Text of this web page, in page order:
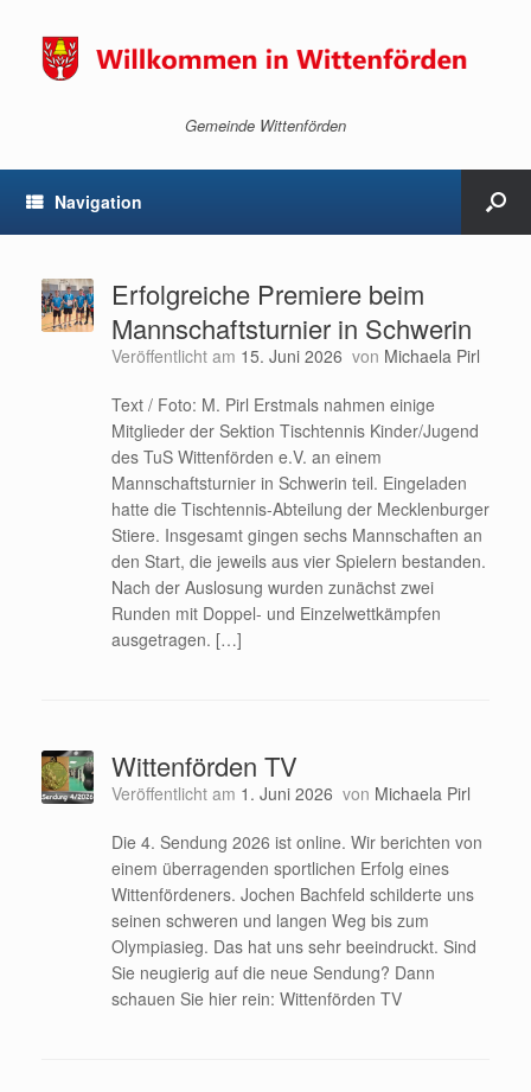
Gemeinde Wittenförden
Navigation
Erfolgreiche Premiere beim
Mannschaftsturnier in Schwerin
Veröffentlicht am 15. Juni 2026 von Michaela Pirl
Text / Foto: M. Pirl Erstmals nahmen einige
Mitglieder der Sektion Tischtennis Kinder/Jugend
des TuS Wittenförden e.V. an einem
Mannschaftsturnier in Schwerin teil. Eingeladen
hatte die Tischtennis-Abteilung der Mecklenburger
Stiere. Insgesamt gingen sechs Mannschaften an
den Start, die jeweils aus vier Spielern bestanden.
Nach der Auslosung wurden zunächst zwei
Runden mit Doppel- und Einzelwettkämpfen
ausgetragen. […]
Wittenförden TV
Veröffentlicht am 1. Juni 2026 von Michaela Pirl
Die 4. Sendung 2026 ist online. Wir berichten von
einem überragenden sportlichen Erfolg eines
Wittenfördeners. Jochen Bachfeld schilderte uns
seinen schweren und langen Weg bis zum
Olympiasieg. Das hat uns sehr beeindruckt. Sind
Sie neugierig auf die neue Sendung? Dann
schauen Sie hier rein: Wittenförden TV